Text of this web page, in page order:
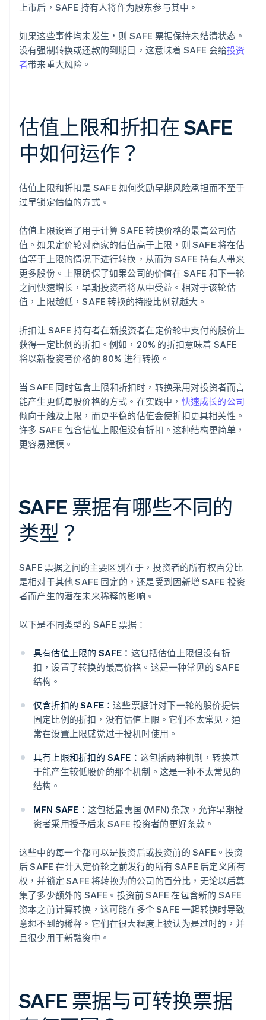
上市后，SAFE 持有人将作为股东参与其中。
如果这些事件均未发生，则 SAFE 票据保持未结清状态。
没有强制转换或还款的到期日，这意味着 SAFE 会给投资
者带来重大风险。
估值上限和折扣在 SAFE
中如何运作？
估值上限和折扣是 SAFE 如何奖励早期风险承担而不至于
过早锁定估值的方式。
估值上限设置了用于计算 SAFE 转换价格的最高公司估
值。如果定价轮对商家的估值高于上限，则 SAFE 将在估
值等于上限的情况下进行转换，从而为 SAFE 持有人带来
更多股份。上限确保了如果公司的价值在 SAFE 和下一轮
之间快速增长，早期投资者将从中受益。相对于该轮估
值，上限越低，SAFE 转换的持股比例就越大。
折扣让 SAFE 持有者在新投资者在定价轮中支付的股价上
获得一定比例的折扣。例如，20% 的折扣意味着 SAFE
将以新投资者价格的 80% 进行转换。
当 SAFE 同时包含上限和折扣时，转换采用对投资者而言
能产生更低每股价格的方式。在实践中， 快速成长的公司
倾向于触及上限，而更平稳的估值会使折扣更具相关性。
许多 SAFE 包含估值上限但没有折扣。这种结构更简单，
更容易建模。
SAFE 票据有哪些不同的
类型？
SAFE 票据之间的主要区别在于，投资者的所有权百分比
是相对于其他 SAFE 固定的，还是受到因新增 SAFE 投资
者而产生的潜在未来稀释的影响。
以下是不同类型的 SAFE 票据：
具有估值上限的 SAFE： 这包括估值上限但没有折
扣，设置了转换的最高价格。这是一种常见的 SAFE
结构。
仅含折扣的 SAFE：这些票据针对下一轮的股价提供
固定比例的折扣，没有估值上限。它们不太常见，通
常在设置上限感觉过于投机时使用。
具有上限和折扣的 SAFE： 这包括两种机制，转换基
于能产生较低股价的那个机制。这是一种不太常见的
结构。
MFN SAFE： 这包括最惠国 (MFN) 条款，允许早期投
资者采用授予后来 SAFE 投资者的更好条款。
这些中的每一个都可以是投资后或投资前的 SAFE。投资
后 SAFE 在计入定价轮之前发行的所有 SAFE 后定义所有
权，并锁定 SAFE 将转换为的公司的百分比，无论以后募
集了多少额外的 SAFE。投资前 SAFE 在包含新的 SAFE
资本之前计算转换，这可能在多个 SAFE 一起转换时导致
意想不到的稀释。它们在很大程度上被认为是过时的，并
且很少用于新融资中。
SAFE 票据与可转换票据